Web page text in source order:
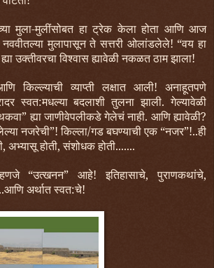
मुला-मुलींसोबत हा ट्रेक केला होता आणि आज
नववीतल्या मुलापासून ते सत्तरी ओलांडलेले! “वय हा
उक्तीवरचा विश्वास ह्यावेळी नकळत ठाम झाला!
किल्ल्याची व्याप्ती लक्षात आली! अनाहूतपणे
स्वत:मधल्या बदलाशी तुलना झाली. गेल्यावेळी
ह्या जाणीवेपलीकडे गेलेचं नाही. आणि ह्यावेळी?
नजरेची”! किल्ला/गड बघण्याची एक “नजर”!..ही
अभ्यासू होती, संशोधक होती.......
“उत्खनन” आहे! इतिहासाचे, पुराणकथांचे,
अर्थातस्वत:चे!